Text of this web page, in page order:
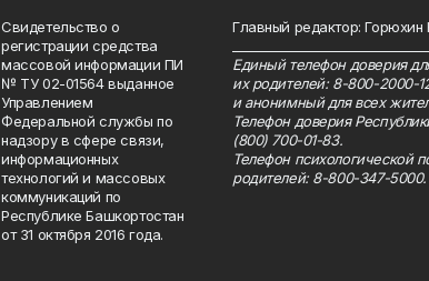
Свидетельство о
регистрации средства
массовой информации ПИ
№ ТУ 02-01564 выданное
Управлением
Федеральной службы по
надзору в сфере связи,
информационных
технологий и массовых
коммуникаций по
Республике Башкортостан
от 31 октября 2016 года.
Главный редактор:
Единый телефон доверия
их родителей: 8-800-2000-
и анонимный для всех
Телефон доверия
(800) 700-01-83.
Телефон психологической
родителей: 8-800-347-5000.